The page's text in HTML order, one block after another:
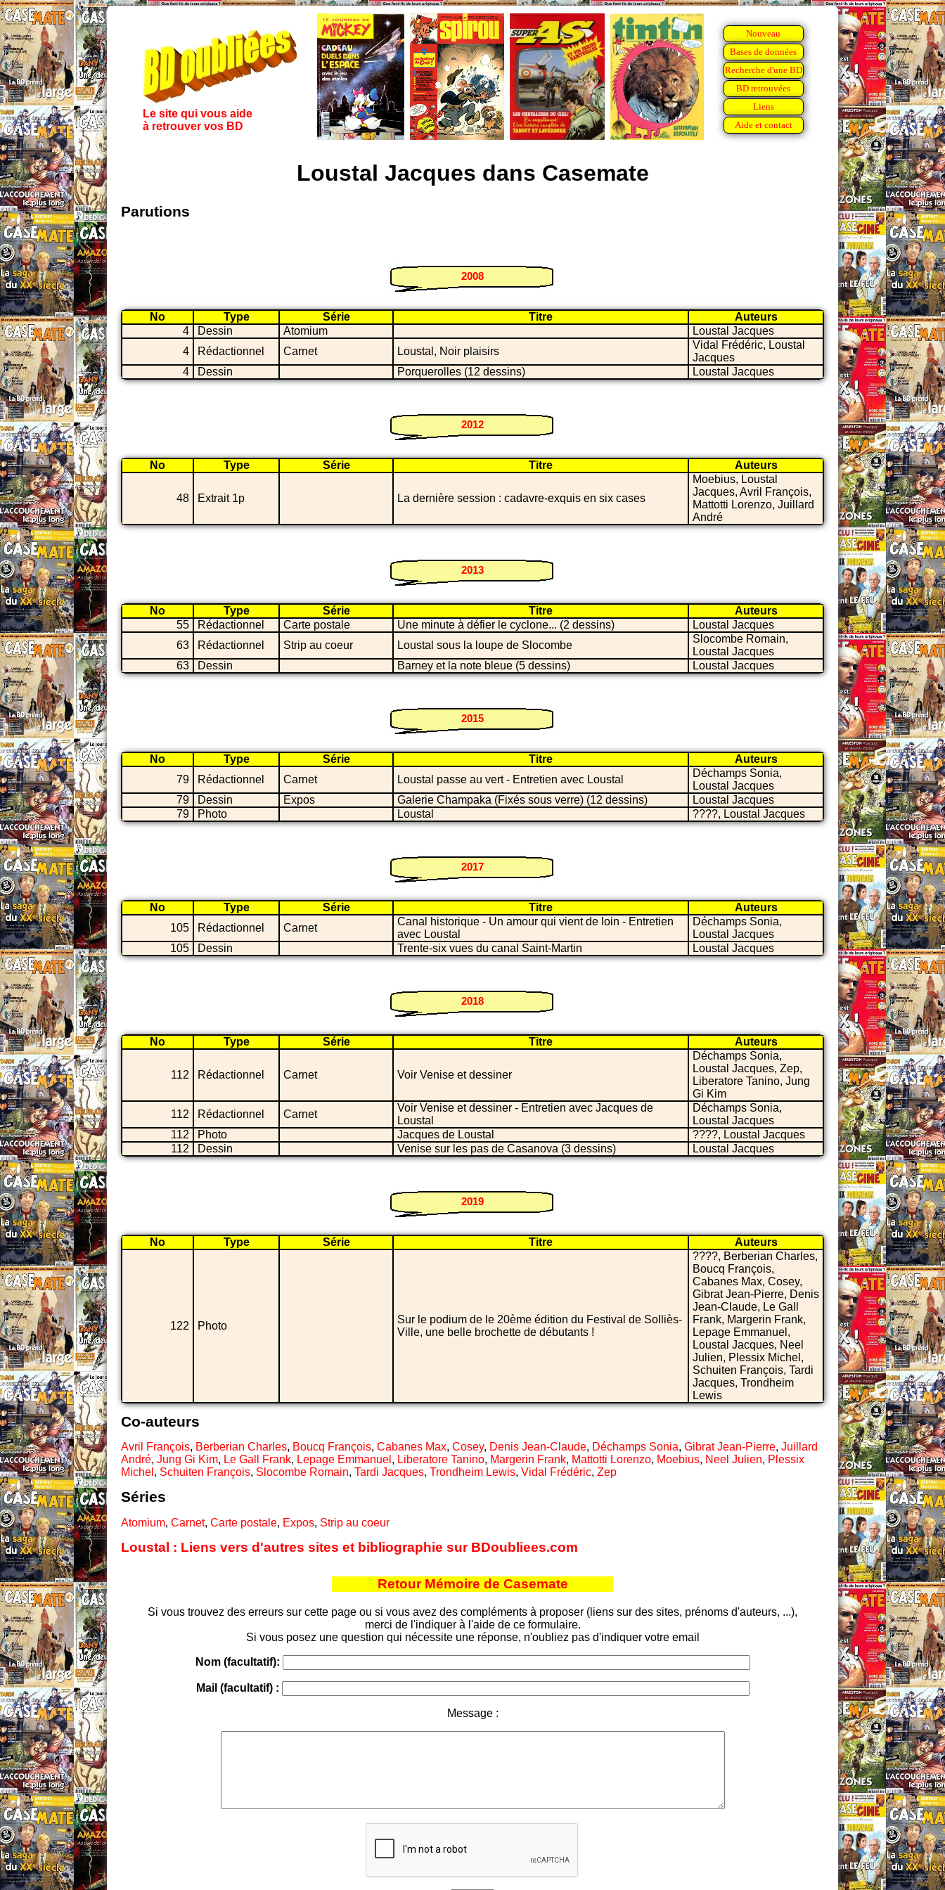
Le site qui vous aide
à retrouver vos BD
Nouveau
Bases de données
Recherche d'une BD
BD retrouvées
Liens
Aide et contact
Loustal Jacques dans Casemate
Parutions
2008
No Type Série Titre
Auteurs
4
Dessin Atomium
Loustal Jacques
4
Rédactionnel Carnet Loustal, Noir plaisirs
Vidal Frédéric, Loustal
Jacques
4
Dessin Porquerolles (12 dessins) Loustal Jacques
2012
No Type Série Titre Auteurs
48 Extrait 1p La dernière session : cadavre-exquis en six cases
Moebius, Loustal
Jacques, Avril François,
Mattotti Lorenzo, Juillard
André
2013
No Type Série Titre
Auteurs
55
Rédactionnel Carte postale Une minute à défier le cyclone... (2 dessins)
Loustal Jacques
63
Rédactionnel Strip au coeur Loustal sous la loupe de Slocombe
Slocombe Romain,
Loustal Jacques
63
Dessin Barney et la note bleue (5 dessins) Loustal Jacques
2015
No Type Série Titre
Auteurs
79
Rédactionnel Carnet Loustal passe au vert - Entretien avec Loustal
Déchamps Sonia,
Loustal Jacques
79
Dessin Expos Galerie Champaka (Fixés sous verre) (12 dessins)
Loustal Jacques
79
Photo Loustal ????, Loustal Jacques
2017
No Type Série Titre
Auteurs
105
Rédactionnel Carnet
Canal historique - Un amour qui vient de loin - Entretien
avec Loustal
Déchamps Sonia,
Loustal Jacques
105
Dessin Trente-six vues du canal Saint-Martin Loustal Jacques
2018
No Type Série Titre Auteurs
112 Rédactionnel Carnet Voir Venise et dessiner
Déchamps Sonia,
Loustal Jacques, Zep,
Liberatore Tanino, Jung
Gi Kim
112
Rédactionnel Carnet
Voir Venise et dessiner - Entretien avec Jacques de
Loustal
Déchamps Sonia,
Loustal Jacques
112
Photo Jacques de Loustal
????, Loustal Jacques
112
Dessin Venise sur les pas de Casanova (3 dessins) Loustal Jacques
2019
No Type Série Titre Auteurs
122 Photo
Sur le podium de le 20ème édition du Festival de Solliès-
Ville, une belle brochette de débutants !
????, Berberian Charles,
Boucq François,
Cabanes Max, Cosey,
Gibrat Jean-Pierre, Denis
Jean-Claude, Le Gall
Frank, Margerin Frank,
Lepage Emmanuel,
Loustal Jacques, Neel
Julien, Plessix Michel,
Schuiten François, Tardi
Jacques, Trondheim
Lewis
Co-auteurs
Avril François, Berberian Charles, Boucq François, Cabanes Max, Cosey, Denis Jean-Claude, Déchamps Sonia, Gibrat Jean-Pierre, Juillard
André, Jung Gi Kim, Le Gall Frank, Lepage Emmanuel , Liberatore Tanino, Margerin Frank, Mattotti Lorenzo, Moebius, Neel Julien, Plessix
Michel , Schuiten François, Slocombe Romain, Tardi Jacques, Trondheim Lewis, Vidal Frédéric, Zep
Séries
Atomium, Carnet, Carte postale, Expos, Strip au coeur
Loustal : Liens vers d'autres sites et bibliographie sur BDoubliees.com
Retour Mémoire de Casemate
Si vous trouvez des erreurs sur cette page ou si vous avez des compléments à proposer (liens sur des sites, prénoms d'auteurs, ...),
merci de l'indiquer à l'aide de ce formulaire.
Si vous posez une question qui nécessite une réponse, n'oubliez pas d'indiquer votre email
Nom (facultatif):
Mail (facultatif) :
Message :